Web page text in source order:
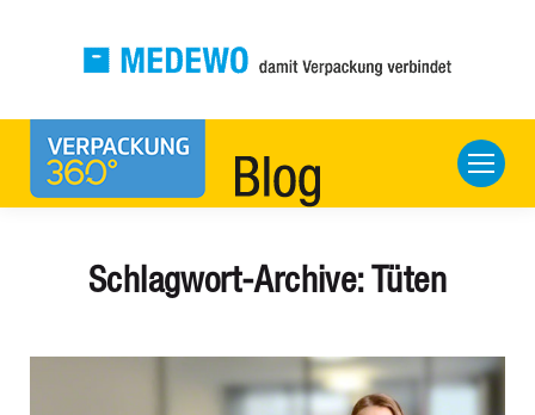
Schlagwort-Archive:Tüten